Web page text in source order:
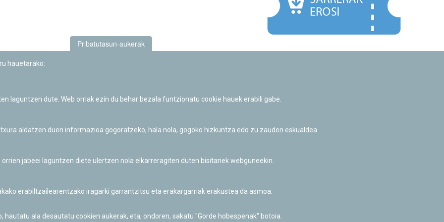
Informazio publikoa eskatzeko baimena
Pribatutasun-aukerak
hauetarako:
laguntzen dute. Web orriak ezin du behar bezala funtzionatu cookie hauek erabili gabe.
aldatzen duen informazioa gogoratzeko, hala nola, gogoko hizkuntza edo zu zauden eskualdea.
jabeei laguntzen diete ulertzen nola elkarreragiten duten bisitariek webguneekin.
erabiltzailearentzako iragarki garrantzitsu eta erakargarriak erakustea da asmoa.
ala desautatu cookien aukerak, eta, ondoren, sakatu "Gorde hobespenak" botoia.